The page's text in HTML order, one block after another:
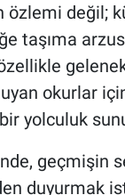
özlemi değil;
taşıma
özellikle
okurlar
yolculuk
geçmişin
duyurmak